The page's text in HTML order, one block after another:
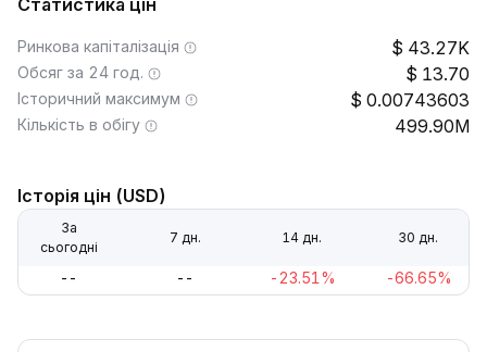
Статистика цін
Ринкова капіталізація 43.27K
Обсяг за 24 год. 13.70
Історичний максимум 0.00743603
Кількість в обігу 499.90M
Історія цін (USD)
За
сьогодні
7 дн. 14 дн. 30 дн.
-- -- -23.51% -66.65%